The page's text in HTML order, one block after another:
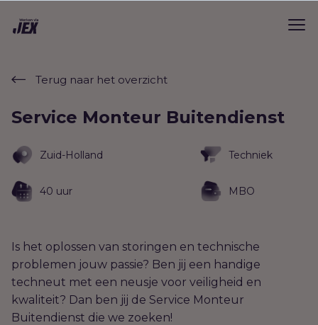
Terug naar het overzicht
Service Monteur Buitendienst
Zuid-Holland Techniek
40 uur MBO
Is het oplossen van storingen en technische
problemen jouw passie? Ben jij een handige
techneut met een neusje voor veiligheid en
kwaliteit? Dan ben jij de Service Monteur
Buitendienst die we zoeken!